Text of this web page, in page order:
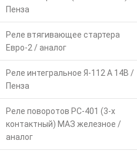
Пенза
Реле втягивающее стартера
Евро-2 / аналог
Реле интегральное Я-112 А 14В /
Пенза
Реле поворотов РС-401 (3-х
контактный) МАЗ железное /
аналог